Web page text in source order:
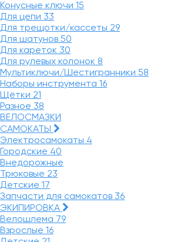
Конусные ключи 15
Для цепи 33
Для трещотки/кассеты 29
Для шатунов 50
Для кареток 30
Для рулевых колонок 8
Мультиключи/Шестигранники 58
Наборы инструмента 16
Щётки 21
Разное 38
ВЕЛОСМАЗКИ
САМОКАТЫ
Электросамокаты 4
Городские 40
Внедорожные
Трюковые 23
Детские 17
Запчасти для самокатов 36
ЭКИПИРОВКА
Велошлема 79
Взрослые 16